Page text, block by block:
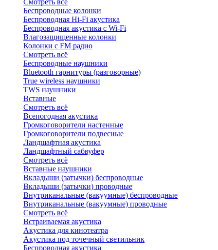
Смотреть всё
Беспроводные колонки
Беспроводная Hi-Fi акустика
Беспроводная акустика с Wi-Fi
Влагозащищенные колонки
Колонки с FM радио
Смотреть всё
Беспроводные наушники
Bluetоoth гарнитуры (разговорные)
True wireless наушники
TWS наушники
Вставные
Смотреть всё
Всепогодная акустика
Громкоговорители настенные
Громкоговорители подвесные
Ландшафтная акустика
Ландшафтный сабвуфер
Смотреть всё
Вставные наушники
Вкладыши (затычки) беспроводные
Вкладыши (затычки) проводные
Внутриканальные (вакуумные) беспроводные
Внутриканальные (вакуумные) проводные
Смотреть всё
Встраиваемая акустика
Акустика для кинотеатра
Акустика под точечный светильник
Беспроводная акустика